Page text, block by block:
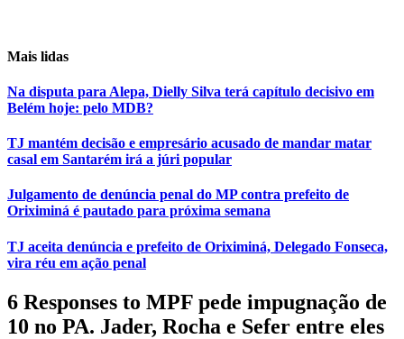
Mais lidas
Na disputa para Alepa, Dielly Silva terá capítulo decisivo em
Belém hoje: pelo MDB?
TJ mantém decisão e empresário acusado de mandar matar
casal em Santarém irá a júri popular
Julgamento de denúncia penal do MP contra prefeito de
Oriximiná é pautado para próxima semana
TJ aceita denúncia e prefeito de Oriximiná, Delegado Fonseca,
vira réu em ação penal
6 Responses to MPF pede impugnação de
10 no PA. Jader, Rocha e Sefer entre eles